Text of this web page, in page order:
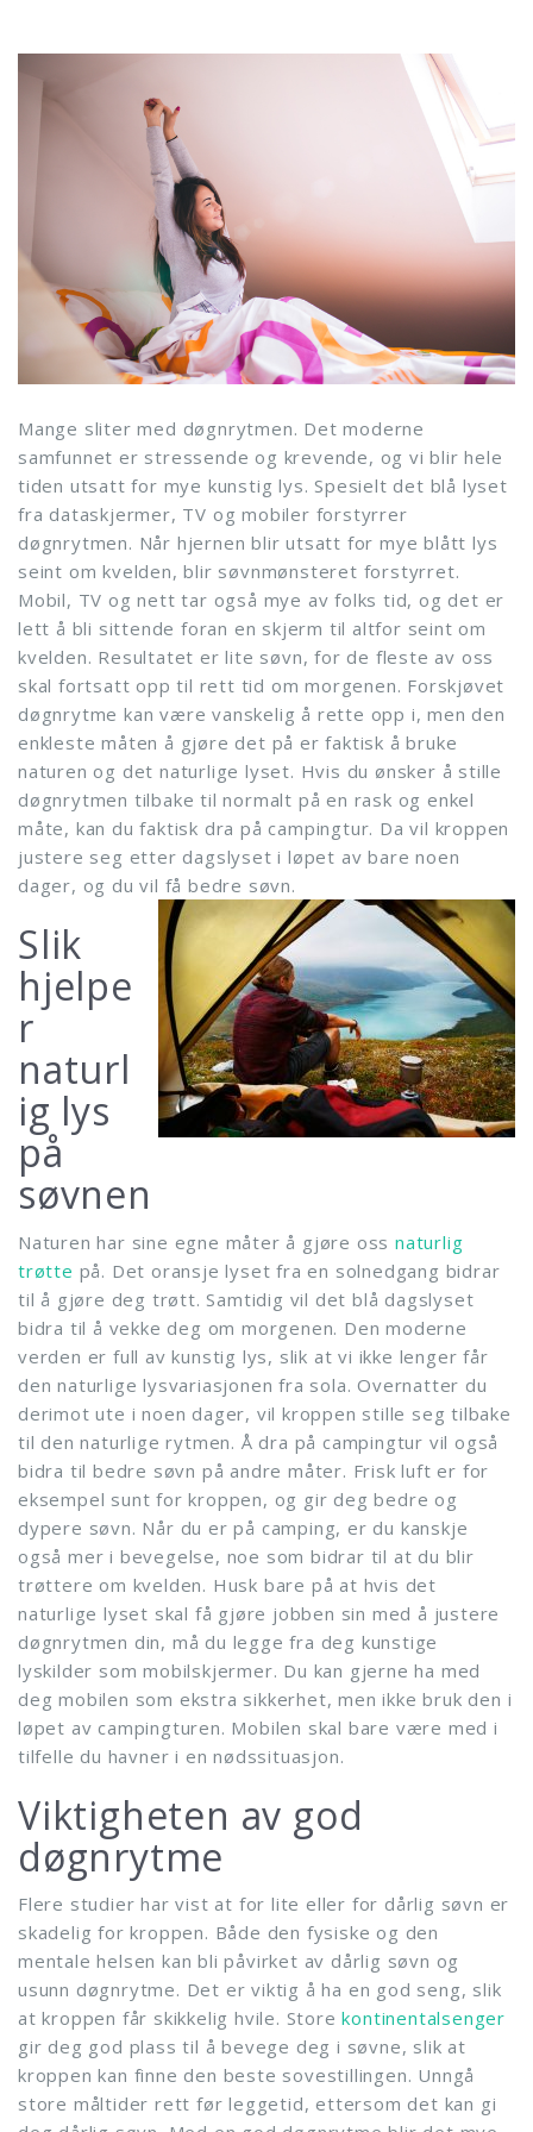
Mange sliter med døgnrytmen. Det moderne
samfunnet er stressende og krevende, og vi blir hele
tiden utsatt for mye kunstig lys. Spesielt det blå lyset
fra dataskjermer, TV og mobiler forstyrrer
døgnrytmen. Når hjernen blir utsatt for mye blått lys
seint om kvelden, blir søvnmønsteret forstyrret.
Mobil, TV og nett tar også mye av folks tid, og det er
lett å bli sittende foran en skjerm til altfor seint om
kvelden. Resultatet er lite søvn, for de fleste av oss
skal fortsatt opp til rett tid om morgenen. Forskjøvet
døgnrytme kan være vanskelig å rette opp i, men den
enkleste måten å gjøre det på er faktisk å bruke
naturen og det naturlige lyset. Hvis du ønsker å stille
døgnrytmen tilbake til normalt på en rask og enkel
måte, kan du faktisk dra på campingtur. Da vil kroppen
justere seg etter dagslyset i løpet av bare noen
dager, og du vil få bedre søvn.
Slik
hjelpe
r
naturl
ig lys
på
søvnen
Naturen har sine egne måter å gjøre oss naturlig
trøtte på. Det oransje lyset fra en solnedgang bidrar
til å gjøre deg trøtt. Samtidig vil det blå dagslyset
bidra til å vekke deg om morgenen. Den moderne
verden er full av kunstig lys, slik at vi ikke lenger får
den naturlige lysvariasjonen fra sola. Overnatter du
derimot ute i noen dager, vil kroppen stille seg tilbake
til den naturlige rytmen. Å dra på campingtur vil også
bidra til bedre søvn på andre måter. Frisk luft er for
eksempel sunt for kroppen, og gir deg bedre og
dypere søvn. Når du er på camping, er du kanskje
også mer i bevegelse, noe som bidrar til at du blir
trøttere om kvelden. Husk bare på at hvis det
naturlige lyset skal få gjøre jobben sin med å justere
døgnrytmen din, må du legge fra deg kunstige
lyskilder som mobilskjermer. Du kan gjerne ha med
deg mobilen som ekstra sikkerhet, men ikke bruk den i
løpet av campingturen. Mobilen skal bare være med i
tilfelle du havner i en nødssituasjon.
Viktigheten av god
døgnrytme
Flere studier har vist at for lite eller for dårlig søvn er
skadelig for kroppen. Både den fysiske og den
mentale helsen kan bli påvirket av dårlig søvn og
usunn døgnrytme. Det er viktig å ha en god seng, slik
at kroppen får skikkelig hvile. Storekontinentalsenger
gir deg god plass til å bevege deg i søvne, slik at
kroppen kan finne den beste sovestillingen. Unngå
store måltider rett før leggetid, ettersom det kan gi